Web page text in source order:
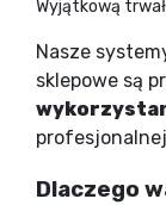
Wyjątkową
Nasze
sklepowe są
Dlaczego